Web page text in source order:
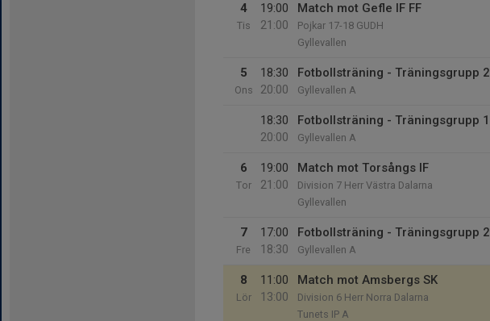
4
Tis
19:00
21:00
Match mot Gefle IF FF
Pojkar 17-18 GUDH
Gyllevallen
5
Ons
18:30
20:00
Fotbollsträning - Träningsgrupp 2
Gyllevallen A
18:30
20:00
Fotbollsträning - Träningsgrupp 1
Gyllevallen A
6
Tor
19:00
21:00
Match mot Torsångs IF
Division 7 Herr Västra Dalarna
Gyllevallen
7
Fre
17:00
18:30
Fotbollsträning - Träningsgrupp 2
Gyllevallen A
8
Lör
11:00
13:00
Match mot Amsbergs SK
Division 6 Herr Norra Dalarna
Tunets IP A